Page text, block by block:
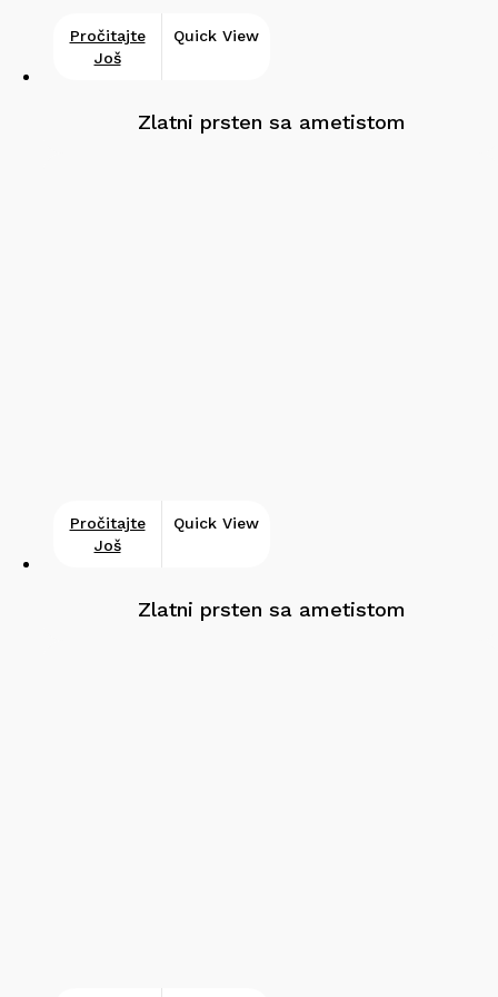
Pročitajte
Još
Quick View
Zlatni prsten sa ametistom
Pročitajte
Još
Quick View
Zlatni prsten sa ametistom